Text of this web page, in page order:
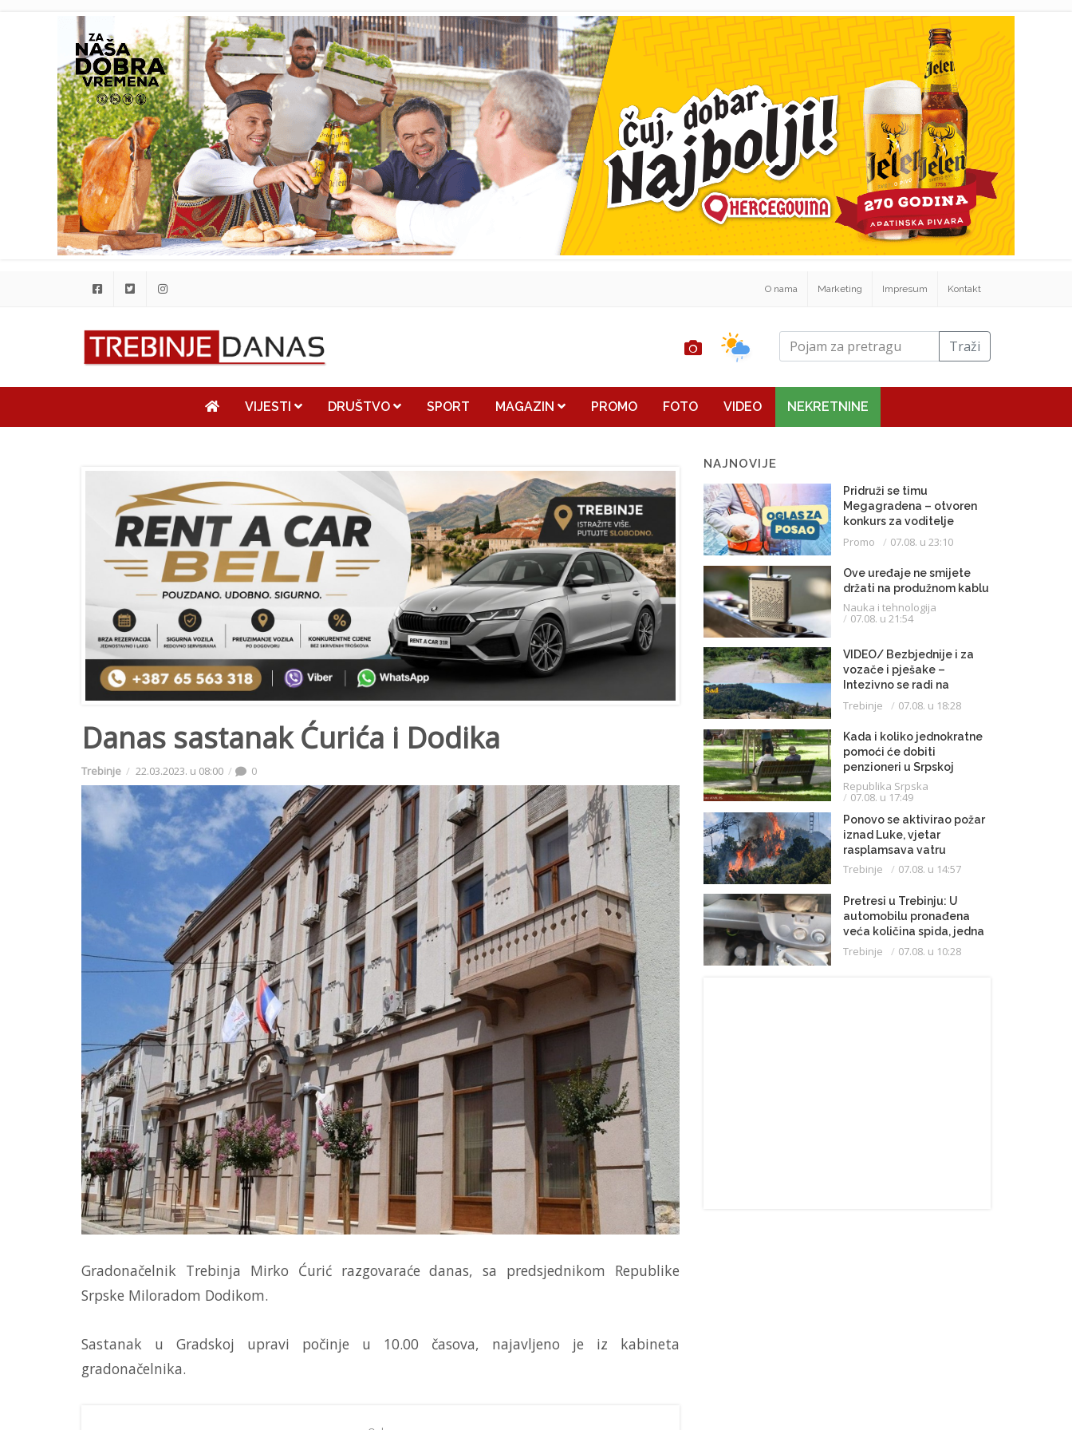
O nama Marketing Impresum Kontakt
Traži
VIJESTI DRUŠTVO SPORT MAGAZIN PROMO FOTO VIDEO NEKRETNINE
Danas sastanak Ćurića i Dodika
Trebinje 22.03.2023. u 08:00 0
Gradonačelnik Trebinja Mirko Ćurić razgovaraće danas, sa predsjednikom Republike
Srpske Miloradom Dodikom.
Sastanak u Gradskoj upravi počinje u 10.00 časova, najavljeno je iz kabineta
gradonačelnika.
NAJNOVIJE
Pridruži se timu
Megagradena – otvoren
konkurs za voditelje
gradilišta
Promo 07.08. u 23:10
Ove uređaje ne smijete
držati na produžnom kablu
Nauka i tehnologija
07.08. u 21:54
VIDEO/ Bezbjednije i za
vozače i pješake –
Intezivno se radi na
proširenju saobraćajnice
Trebinje 07.08. u 18:28
Kada i koliko jednokratne
pomoći će dobiti
penzioneri u Srpskoj
Republika Srpska
07.08. u 17:49
Ponovo se aktivirao požar
iznad Luke, vjetar
rasplamsava vatru
Trebinje 07.08. u 14:57
Pretresi u Trebinju: U
automobilu pronađena
veća količina spida, jedna
osoba uhapšena
Trebinje 07.08. u 10:28